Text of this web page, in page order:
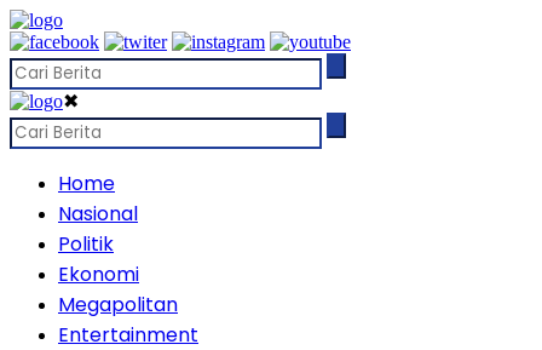
✖
Home
Nasional
Politik
Ekonomi
Megapolitan
Entertainment